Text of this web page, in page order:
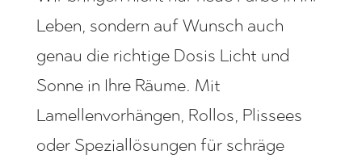
Leben, sondern auf Wunsch auch
genau die richtige Dosis Licht und
Sonne in Ihre Räume. Mit
Lamellenvorhängen, Rollos, Plissees
oder Speziallösungen für schräge